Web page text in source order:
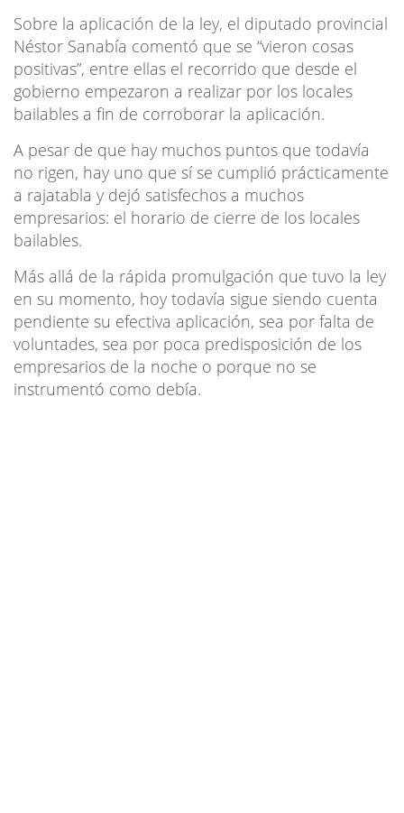
Sobre la aplicación de la ley, el diputado provincial
Néstor Sanabía comentó que se “vieron cosas
positivas”, entre ellas el recorrido que desde el
gobierno empezaron a realizar por los locales
bailables a fin de corroborar la aplicación.
A pesar de que hay muchos puntos que todavía
no rigen, hay uno que sí se cumplió prácticamente
a rajatabla y dejó satisfechos a muchos
empresarios: el horario de cierre de los locales
bailables.
Más allá de la rápida promulgación que tuvo la ley
en su momento, hoy todavía sigue siendo cuenta
pendiente su efectiva aplicación, sea por falta de
voluntades, sea por poca predisposición de los
empresarios de la noche o porque no se
instrumentó como debía.